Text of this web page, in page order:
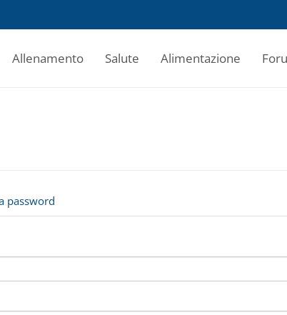
Allenamento Salute Alimentazione
password